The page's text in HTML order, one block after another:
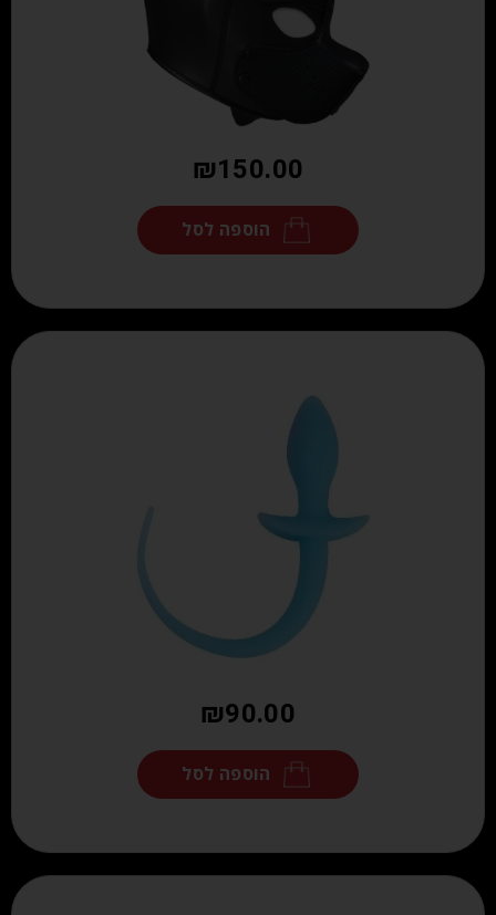
₪150.00
הוספה לסל
₪90.00
הוספה לסל